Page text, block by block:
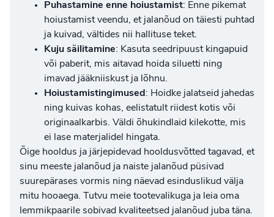
Puhastamine enne hoiustamist: Enne pikemat
hoiustamist veendu, et jalanõud on täiesti puhtad
ja kuivad, vältides nii hallituse teket.
Kuju säilitamine: Kasuta seedripuust kingapuid
või paberit, mis aitavad hoida siluetti ning
imavad jääkniiskust ja lõhnu.
Hoiustamistingimused: Hoidke jalatseid jahedas
ning kuivas kohas, eelistatult riidest kotis või
originaalkarbis. Väldi õhukindlaid kilekotte, mis
ei lase materjalidel hingata.
Õige hooldus ja järjepidevad hooldusvõtted tagavad, et
sinu meeste jalanõud ja naiste jalanõud püsivad
suurepärases vormis ning näevad esinduslikud välja
mitu hooaega. Tutvu meie tootevalikuga ja leia oma
lemmikpaarile sobivad kvaliteetsed jalanõud juba täna.